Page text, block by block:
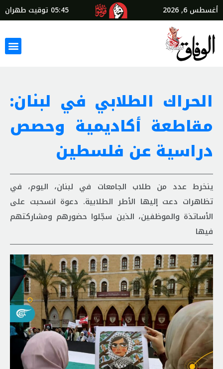
أغسطس 6, 2026 05:45 توقيت طهران
الحراك الطلابي في لبنان:
مقاطعة أكاديمية وحصص
دراسية عن فلسطين
ينخرط عدد من طلاب الجامعات في لبنان، اليوم، في
تظاهرات دعت إليها الأطر الطلابية. دعوة انسحبت على
الأساتذة والموظفين، الذين سجّلوا حضورهم ومشاركتهم
فيها